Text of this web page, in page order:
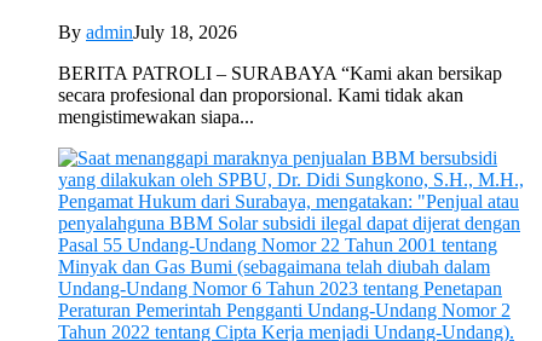
By adminJuly 18, 2026
BERITA PATROLI – SURABAYA “Kami akan bersikap
secara profesional dan proporsional. Kami tidak akan
mengistimewakan siapa...